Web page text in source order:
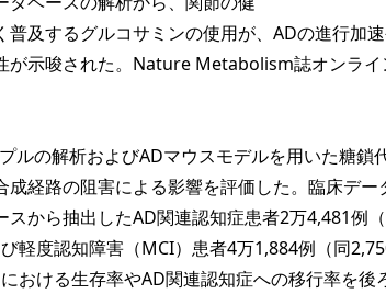
及するグルコサミンの使用が、ADの進行加
が示唆された。Nature Metabolism誌オンライ
ルの解析およびADマウスモデルを用いた糖鎖
経路の阻害による影響を評価した。臨床デー
から抽出したAD関連認知症患者2万4,481例
軽度認知障害（MCI）患者4万1,884例（同
おける生存率やAD関連認知症への移行率を後